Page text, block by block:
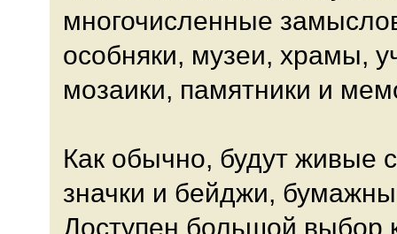
многочисленные
особняки, музеи, храмы,
мозаики, памятники и
Как обычно, будут живые
значки и бейджи,
Доступен большой выбор